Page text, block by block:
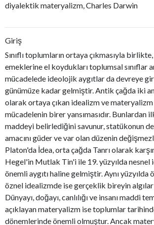
diyalektik materyalizm, Charles Darwin
Giriş
Sınıflı toplumların ortaya çıkmasıyla
emeklerine el koydukları toplumsal sınıflar
mücadelede ideolojik aygıtlar da devreye
günümüze kadar gelmiştir. Antik çağda iki
olarak ortaya çıkan idealizm ve
mücadelenin birer yansımasıdır. Bunlardan
maddeyi belirlediğini savunur, statükonun
amacını güder ve var olan düzenin
Platon'da İdea, orta çağda Tanrı olarak
Hegel'in Mutlak Tin'i ile 19. yüzyılda nesnel
önemli aygıtı haline gelmiştir. Aynı
öznel idealizmde ise gerçeklik bireyin
Dünyayı, doğayı, canlılığı ve insanı maddi
açıklayan materyalizm ise toplumlar
dönemlerinde önemli olmuştur. Ancak